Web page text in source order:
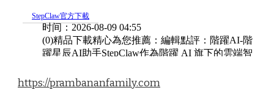
https://prambananfamily.com